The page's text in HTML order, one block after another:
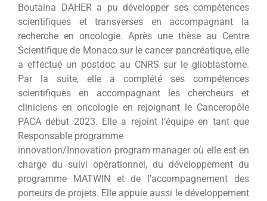
Boutaina DAHER a pu développer ses compétences
scientifiques et transverses en accompagnant la
recherche en oncologie. Après une thèse au Centre
Scientifique de Monaco sur le cancer pancréatique, elle
a effectué un postdoc au CNRS sur le glioblastome.
Par la suite, elle a complété ses compétences
scientifiques en accompagnant les chercheurs et
cliniciens en oncologie en rejoignant le Canceropôle
PACA début 2023. Elle a rejoint l’équipe en tant que
Responsable programme
innovation/Innovation program manager où elle est en
charge du suivi opérationnel, du développement du
programme MATWIN et de l’accompagnement des
porteurs de projets. Elle appuie aussi le développement